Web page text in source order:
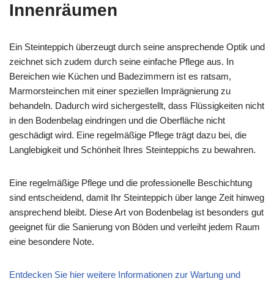
Innenräumen
Ein Steinteppich überzeugt durch seine ansprechende Optik und
zeichnet sich zudem durch seine einfache Pflege aus. In
Bereichen wie Küchen und Badezimmern ist es ratsam,
Marmorsteinchen mit einer speziellen Imprägnierung zu
behandeln. Dadurch wird sichergestellt, dass Flüssigkeiten nicht
in den Bodenbelag eindringen und die Oberfläche nicht
geschädigt wird. Eine regelmäßige Pflege trägt dazu bei, die
Langlebigkeit und Schönheit Ihres Steinteppichs zu bewahren.
Eine regelmäßige Pflege und die professionelle Beschichtung
sind entscheidend, damit Ihr Steinteppich über lange Zeit hinweg
ansprechend bleibt. Diese Art von Bodenbelag ist besonders gut
geeignet für die Sanierung von Böden und verleiht jedem Raum
eine besondere Note.
Entdecken Sie hier weitere Informationen zur Wartung und